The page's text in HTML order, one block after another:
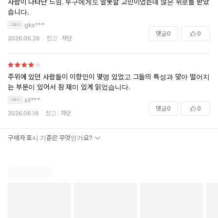
모든 인간은 태어나서 살다가 결국 홀로 죽음을 맞이한다. 이는 피
할 수 없는 사실이다. 하지만 우리는 다른 사람들과 어울리면서 잠
시나마 그 사실을 부정한다. 집단에 속해 있으면 공동체 지향인은
만 혼자 있을 때는 자신의 운명이 본질적으로 고독하다는 사실을 떠
올릴 수밖에 없고 대부분의 공동체 지향인에게 그것은 불편하고 심
지어 받아들이기 힘든 현실이다. 반면 이향인은 운명을 함께 나눈
다는 감각을 느끼지 않는다. p.132–133
삶을 살아가는 과정에서, 이향인은 개인적 결정을 내릴 때 자기
삶을 가능한 한 즐겁고 알차게 만들기 위해 무엇이 필요한지 안
사람이 나타난 느낌. 누구에게도 말못할 고민이었는데 많은 위로를 받았
습니다.
gks***
2026.06.28 신고 차단
댓글0 0
주위에 있던 사람들이 이향인이 몇명 있었고 그들의 특성과 맞아 떨어지
는 부분이 있어서 참 재미 있게 읽었습니다.
sil***
2026.06.16 신고 차단
댓글0 0
구매자 표시 기준은 무엇인가요?